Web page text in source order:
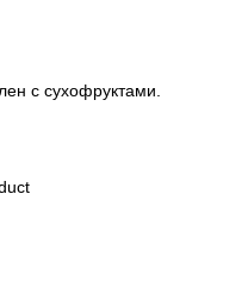
с сухофруктами.